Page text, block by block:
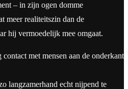
– in zijn ogen domme
meer realiteitszin dan de
hij vermoedelijk mee omgaat.
met mensen aan de onderkant
langzamerhand echt nijpend te